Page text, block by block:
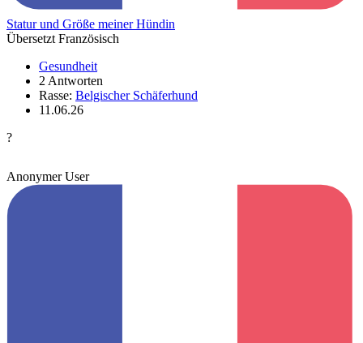
Statur und Größe meiner Hündin
Übersetzt Französisch
Gesundheit
2 Antworten
Rasse: Belgischer Schäferhund
11.06.26
?
Anonymer User